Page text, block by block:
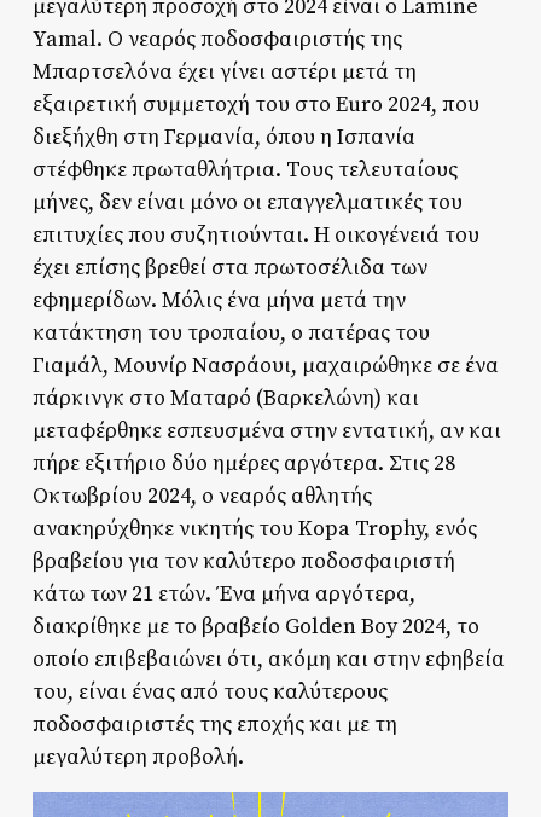
μεγαλύτερη προσοχή στο 2024 είναι ο Lamine
Yamal. Ο νεαρός ποδοσφαιριστής της
Μπαρτσελόνα έχει γίνει αστέρι μετά τη
εξαιρετική συμμετοχή του στο Euro 2024, που
διεξήχθη στη Γερμανία, όπου η Ισπανία
στέφθηκε πρωταθλήτρια. Τους τελευταίους
μήνες, δεν είναι μόνο οι επαγγελματικές του
επιτυχίες που συζητιούνται. Η οικογένειά του
έχει επίσης βρεθεί στα πρωτοσέλιδα των
εφημερίδων. Μόλις ένα μήνα μετά την
κατάκτηση του τροπαίου, ο πατέρας του
Γιαμάλ, Μουνίρ Νασράουι, μαχαιρώθηκε σε ένα
πάρκινγκ στο Ματαρό (Βαρκελώνη) και
μεταφέρθηκε εσπευσμένα στην εντατική, αν και
πήρε εξιτήριο δύο ημέρες αργότερα. Στις 28
Οκτωβρίου 2024, ο νεαρός αθλητής
ανακηρύχθηκε νικητής του Kopa Trophy, ενός
βραβείου για τον καλύτερο ποδοσφαιριστή
κάτω των 21 ετών. Ένα μήνα αργότερα,
διακρίθηκε με το βραβείο Golden Boy 2024, το
οποίο επιβεβαιώνει ότι, ακόμη και στην εφηβεία
του, είναι ένας από τους καλύτερους
ποδοσφαιριστές της εποχής και με τη
μεγαλύτερη προβολή.